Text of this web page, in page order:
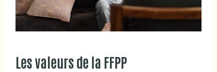
Les valeurs de la FFPP